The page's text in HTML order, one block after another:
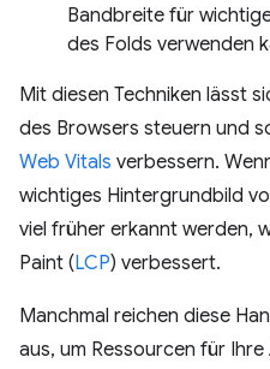
Bandbreite für
des Folds verwenden
Mit diesen Techniken lässt
des Browsers steuern und
Web Vitals verbessern.
wichtiges Hintergrundbild
viel früher erkannt werden,
Paint (LCP) verbessert.
Manchmal reichen diese
aus, um Ressourcen für